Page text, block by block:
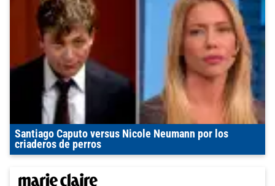
Santiago Caputo versus Nicole Neumann por los
criaderos de perros